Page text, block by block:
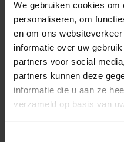
We gebruiken cookies
personaliseren, om
en om ons
informatie over uw
partners voor social
partners kunnen deze
informatie die u aan ze
verzameld op basis van